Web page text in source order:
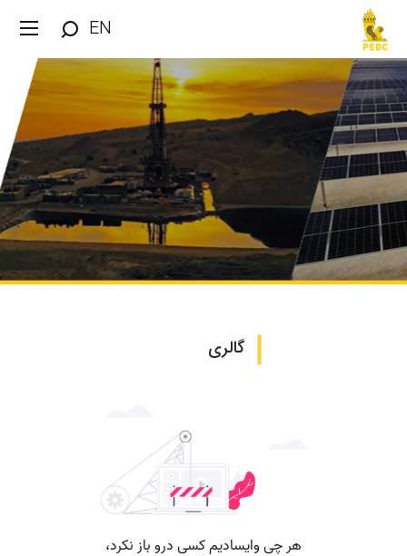
EN
گالری